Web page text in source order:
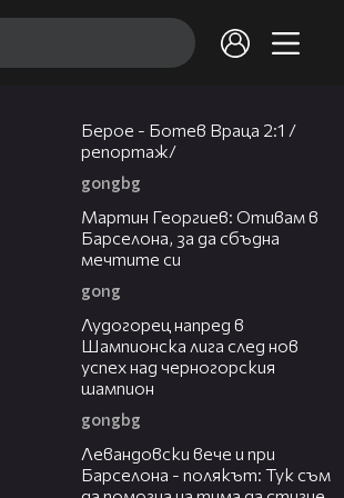
Берое - Ботев Враца 2:1 /
репортаж/
gongbg
Мартин Георгиев: Отивам в
Барселона, за да сбъдна
мечтите си
gong
Лудогорец напред в
Шампионска лига след нов
успех над черногорския
шампион
gongbg
Левандовски вече и при
Барселона - полякът: Тук съм